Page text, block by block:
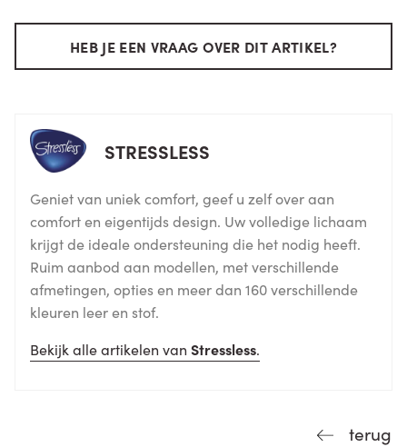
HEB JE EEN VRAAG OVER DIT ARTIKEL?
STRESSLESS
Geniet van uniek comfort, geef u zelf over aan
comfort en eigentijds design. Uw volledige lichaam
krijgt de ideale ondersteuning die het nodig heeft.
Ruim aanbod aan modellen, met verschillende
afmetingen, opties en meer dan 160 verschillende
kleuren leer en stof.
Bekijk alle artikelen van Stressless.
terug